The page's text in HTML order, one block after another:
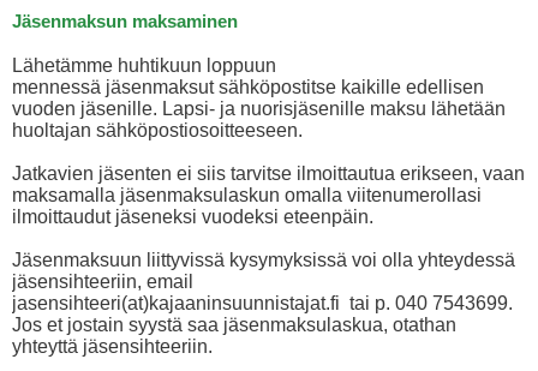
Jäsenmaksun maksaminen
Lähetämme huhtikuun loppuun
mennessä jäsenmaksut sähköpostitse kaikille edellisen
vuoden jäsenille. Lapsi- ja nuorisjäsenille maksu lähetään
huoltajan sähköpostiosoitteeseen.
Jatkavien jäsenten ei siis tarvitse ilmoittautua erikseen, vaan
maksamalla jäsenmaksulaskun omalla viitenumerollasi
ilmoittaudut jäseneksi vuodeksi eteenpäin.
Jäsenmaksuun liittyvissä kysymyksissä voi olla yhteydessä
jäsensihteeriin, email
jasensihteeri(at)kajaaninsuunnistajat.fi tai p. 040 7543699.
Jos et jostain syystä saa jäsenmaksulaskua, otathan
yhteyttä jäsensihteeriin.